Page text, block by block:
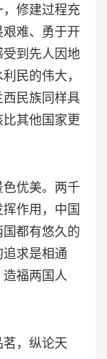
，修建过程充
难、勇于开
到先人因地
民的伟大，
民族同样具
其他国家更
优美。两千
作用，中国
都有悠久的
求是相通
福两国人
，纵论天